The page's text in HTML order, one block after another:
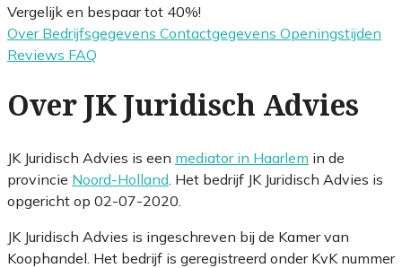
Vergelijk en bespaar tot 40%!
Over Bedrijfsgegevens Contactgegevens Openingstijden
Reviews FAQ
Over JK Juridisch Advies
JK Juridisch Advies is een mediator in Haarlem in de
provincie Noord-Holland . Het bedrijf JK Juridisch Advies is
opgericht op 02-07-2020.
JK Juridisch Advies is ingeschreven bij de Kamer van
Koophandel. Het bedrijf is geregistreerd onder KvK nummer